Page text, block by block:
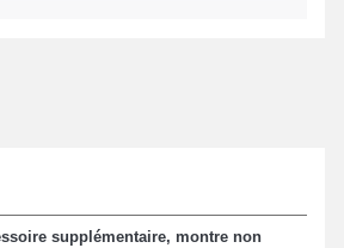
supplémentaire, montre non